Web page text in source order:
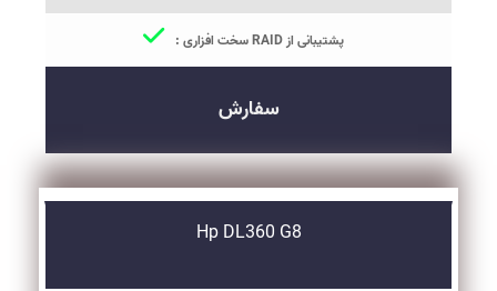
پشتیبانی از RAID سخت افزاری :
سفارش
Hp DL360 G8